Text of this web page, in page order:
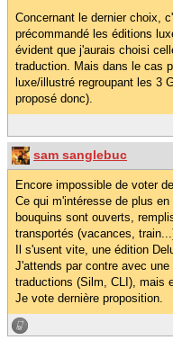
Concernant le dernier choix,
précommandé les éditions
évident que j'aurais choisi
traduction. Mais dans le cas
luxe/illustré regroupant les 3
proposé donc).
sam sanglebuc
Encore impossible de voter
Ce qui m'intéresse de plus
bouquins sont ouverts,
transportés (vacances,
Il s'usent vite, une édition
J'attends par contre avec
traductions (Silm, CLI), mais
Je vote dernière proposition.